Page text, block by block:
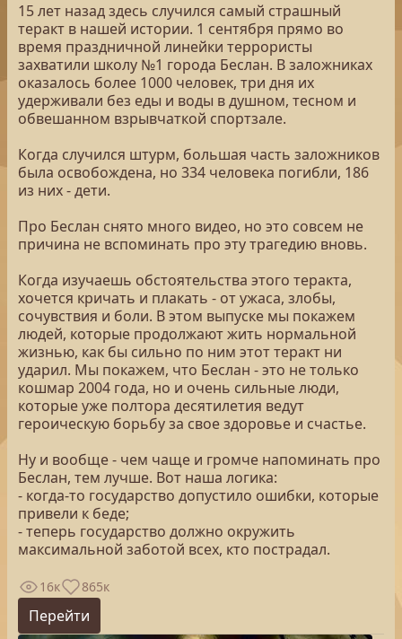
15 лет назад здесь случился самый страшный
теракт в нашей истории. 1 сентября прямо во
время праздничной линейки террористы
захватили школу №1 города Беслан. В заложниках
оказалось более 1000 человек, три дня их
удерживали без еды и воды в душном, тесном и
обвешанном взрывчаткой спортзале.
Когда случился штурм, большая часть заложников
была освобождена, но 334 человека погибли, 186
из них - дети.
Про Беслан снято много видео, но это совсем не
причина не вспоминать про эту трагедию вновь.
Когда изучаешь обстоятельства этого теракта,
хочется кричать и плакать - от ужаса, злобы,
сочувствия и боли. В этом выпуске мы покажем
людей, которые продолжают жить нормальной
жизнью, как бы сильно по ним этот теракт ни
ударил. Мы покажем, что Беслан - это не только
кошмар 2004 года, но и очень сильные люди,
которые уже полтора десятилетия ведут
героическую борьбу за свое здоровье и счастье.
Ну и вообще - чем чаще и громче напоминать про
Беслан, тем лучше. Вот наша логика:
- когда-то государство допустило ошибки, которые
привели к беде;
- теперь государство должно окружить
максимальной заботой всех, кто пострадал.
16к 865к
Перейти